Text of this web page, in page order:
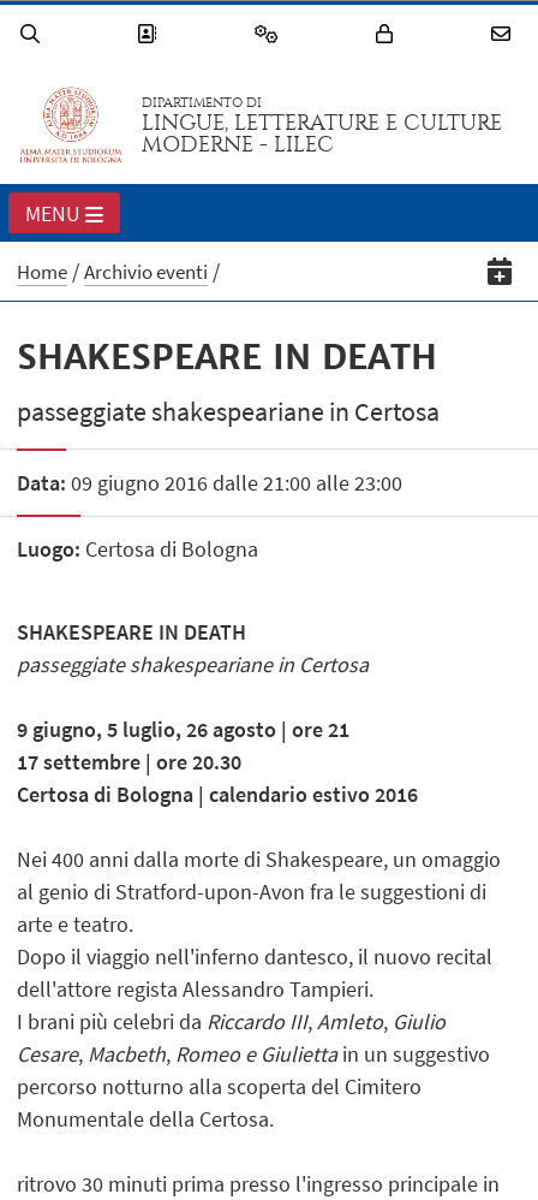
DIPARTIMENTO DI
LINGUE, LETTERATURE E CULTURE
MODERNE - LILEC
MENU
Home Archivio eventi
SHAKESPEARE IN DEATH
passeggiate shakespeariane in Certosa
Data: 09 giugno 2016 dalle 21:00 alle 23:00
Luogo: Certosa di Bologna
SHAKESPEARE IN DEATH
passeggiate shakespeariane in Certosa
9 giugno, 5 luglio, 26 agosto | ore 21
17 settembre | ore 20.30
Certosa di Bologna | calendario estivo 2016
Nei 400 anni dalla morte di Shakespeare, un omaggio
al genio di Stratford-upon-Avon fra le suggestioni di
arte e teatro.
Dopo il viaggio nell'inferno dantesco, il nuovo recital
dell'attore regista Alessandro Tampieri.
I brani più celebri da Riccardo III,Amleto, Giulio
Cesare, Macbeth, Romeo e Giuliettain un suggestivo
percorso notturno alla scoperta del Cimitero
Monumentale della Certosa.
ritrovo 30 minuti prima presso l'ingresso principale in